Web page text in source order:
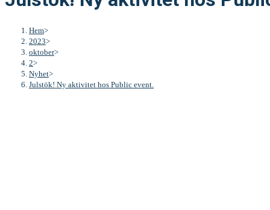
Hem>
2023>
oktober>
2>
Nyhet>
Julstök! Ny aktivitet hos Public event.